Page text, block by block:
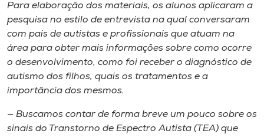
Para elaboração dos materiais, os alunos aplicaram a
pesquisa no estilo de entrevista na qual conversaram
com pais de autistas e profissionais que atuam na
área para obter mais informações sobre como ocorre
o desenvolvimento, como foi receber o diagnóstico de
autismo dos filhos, quais os tratamentos e a
importância dos mesmos.
— Buscamos contar de forma breve um pouco sobre os
sinais do Transtorno de Espectro Autista (TEA) que